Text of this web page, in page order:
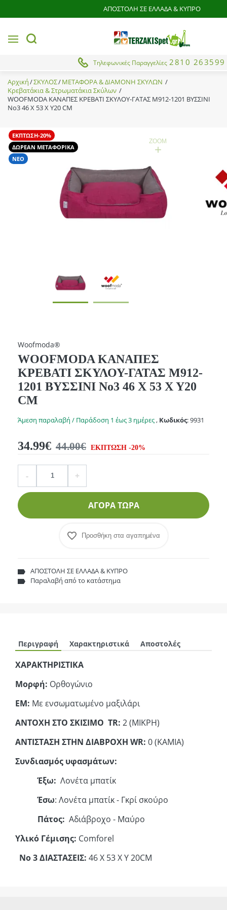
ΑΠΟΣΤΟΛΗ ΣΕ ΕΛΛΑΔΑ & ΚΥΠΡΟ
Τηλεφωνικές Παραγγελίες 2810 263599
MENUbutton.search
Αρχική ΣΚΥΛΟΣ ΜΕΤΑΦΟΡΑ & ΔΙΑΜΟΝΗ ΣΚΥΛΩΝ
Κρεβατάκια & Στρωματάκια Σκύλων
WOOFMODA ΚΑΝΑΠΕΣ ΚΡΕΒΑΤΙ ΣΚΥΛΟΥ-ΓΑΤΑΣ Μ912-1201 ΒΥΣΣΙΝΙ
No3 46 Χ 53 Χ Υ20 CM
ΕΚΠΤΩΣΗ-20%
ΔΩΡΕΑΝ ΜΕΤΑΦΟΡΙΚΑ
ΝΕΟ
ZOOM
+
Woofmoda®
WOOFMODA ΚΑΝΑΠΕΣ
ΚΡΕΒΑΤΙ ΣΚΥΛΟΥ-ΓΑΤΑΣ Μ912-
1201 ΒΥΣΣΙΝΙ No3 46 Χ 53 Χ Υ20
CM
Άμεση παραλαβή / Παράδοση 1 έως 3 ημέρες , Κωδικός:9931
34.99€ 44.00€ ΕΚΠΤΩΣΗ -20%
Ποσότητα
-product.increase.quantity
+
ΑΓΟΡΑ ΤΩΡΑ
Προσθήκη στα αγαπημένα
ΑΠΟΣΤΟΛΗ ΣΕ ΕΛΛΑΔΑ & ΚΥΠΡΟ
Παραλαβή από το κατάστημα
Περιγραφή Χαρακτηριστικά Αποστολές
ΧΑΡΑΚΤΗΡΙΣΤΙΚΑ
Μορφή: Ορθογώνιο
ΕΜ: Με ενσωματωμένο μαξιλάρι
ΑΝΤΟΧΗ ΣΤΟ ΣΚΙΣΙΜΟ TR: 2 (ΜΙΚΡΗ)
ΑΝΤΙΣΤΑΣΗ ΣΤΗΝ ΔΙΑΒΡΟΧΗ WR: 0 (ΚΑΜΙΑ)
Συνδιασμός υφασμάτων:
Έξω: Λονέτα μπατίκ
Έσω: Λονέτα μπατίκ - Γκρί σκούρο
Πάτος: Αδιάβροχο - Μαύρο
Yλικό Γέμισης: Comforel
Νο 3 ΔΙΑΣΤΑΣΕΙΣ: 46 Χ 53 Χ Υ 20CM